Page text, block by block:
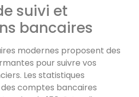
suivi et
bancaires
modernes proposent des
pour suivre vos
Les statistiques
comptes bancaires